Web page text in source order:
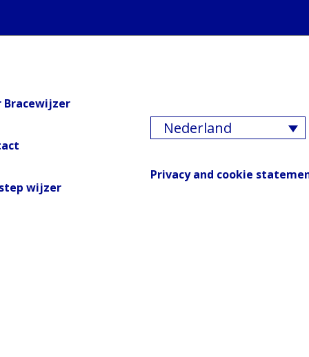
Bracewijzer
wijzer
Nederland
Privacy and cookie